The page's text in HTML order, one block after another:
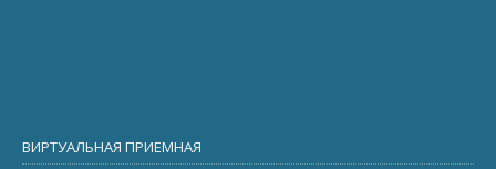
ВИРТУАЛЬНАЯ ПРИЕМНАЯ